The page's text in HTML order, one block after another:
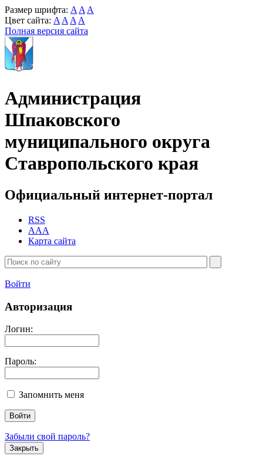
Размер шрифта: A A A
Цвет сайта: A A A A
Полная версия сайта
Администрация
Шпаковского
муниципального округа
Ставропольского края
Официальный интернет-портал
RSS
AAA
Карта сайта
Войти
Авторизация
Логин:
Пароль:
Запомнить меня
Забыли свой пароль?
Закрыть